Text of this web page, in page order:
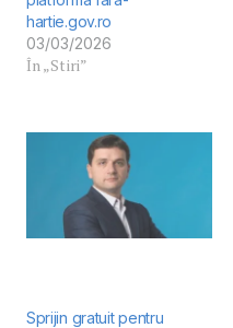
hartie.gov.ro
03/03/2026
În „Stiri”
Sprijin gratuit pentru